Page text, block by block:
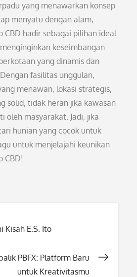
yang menawarkan konsep
menyatu dengan alam,
CBD hadir sebagai pilihan ideal
keseimbangan
yang dinamis dan
fasilitas unggulan,
menawan, lokasi strategis,
solid, tidak heran jika kawasan
oleh masyarakat. Jadi, jika
hunian yang cocok untuk
untuk menjelajahi keunikan
CBD!
Kisah E.S. Ito
PBFX: Platform Baru
untuk Kreativitasmu